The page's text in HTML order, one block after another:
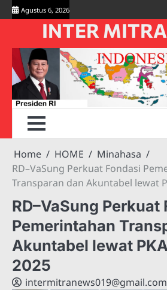
Skip
to
Agustus 6, 2026
INTER
Home HOME
Minahasa
RD–VaSung Perkuat Fondasi
Transparan dan Akuntabel lewat
RD–VaSung Perkuat
Pemerintahan
Akuntabel lewat
2025
intermitranews019@gmail.com